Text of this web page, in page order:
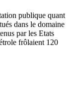
publique quant
dans le domaine
par les Etats
frôlaient 120